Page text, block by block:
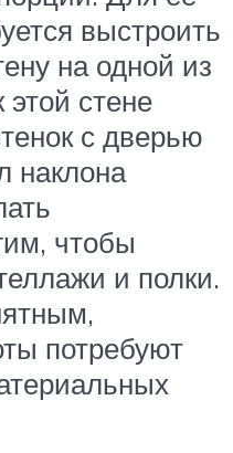
выстроить
на одной из
этой стене
с дверью
наклона
чтобы
и полки.
потребуют